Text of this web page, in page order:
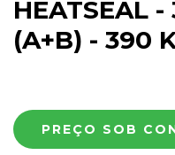
HEATSEAL
(A+B) - 390